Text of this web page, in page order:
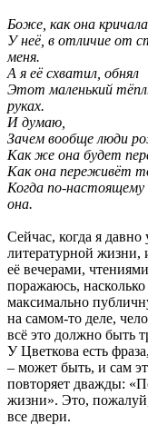
Боже, как она
У неё, в отличие от
меня.
А я её схватил, обнял
Этот маленький
руках.
И думаю,
Зачем вообще люди
Как же она будет
Как она переживёт
Когда по-
она.
Сейчас, когда я
литературной жизни,
её вечерами,
поражаюсь,
максимально
на самом-то деле,
всё это должно быть
У Цветкова есть
– может быть, и сам
повторяет дважды:
жизни». Это,
все двери.